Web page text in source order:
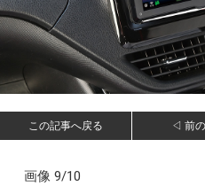
この記事へ戻る ◁ 前
画像 9/10